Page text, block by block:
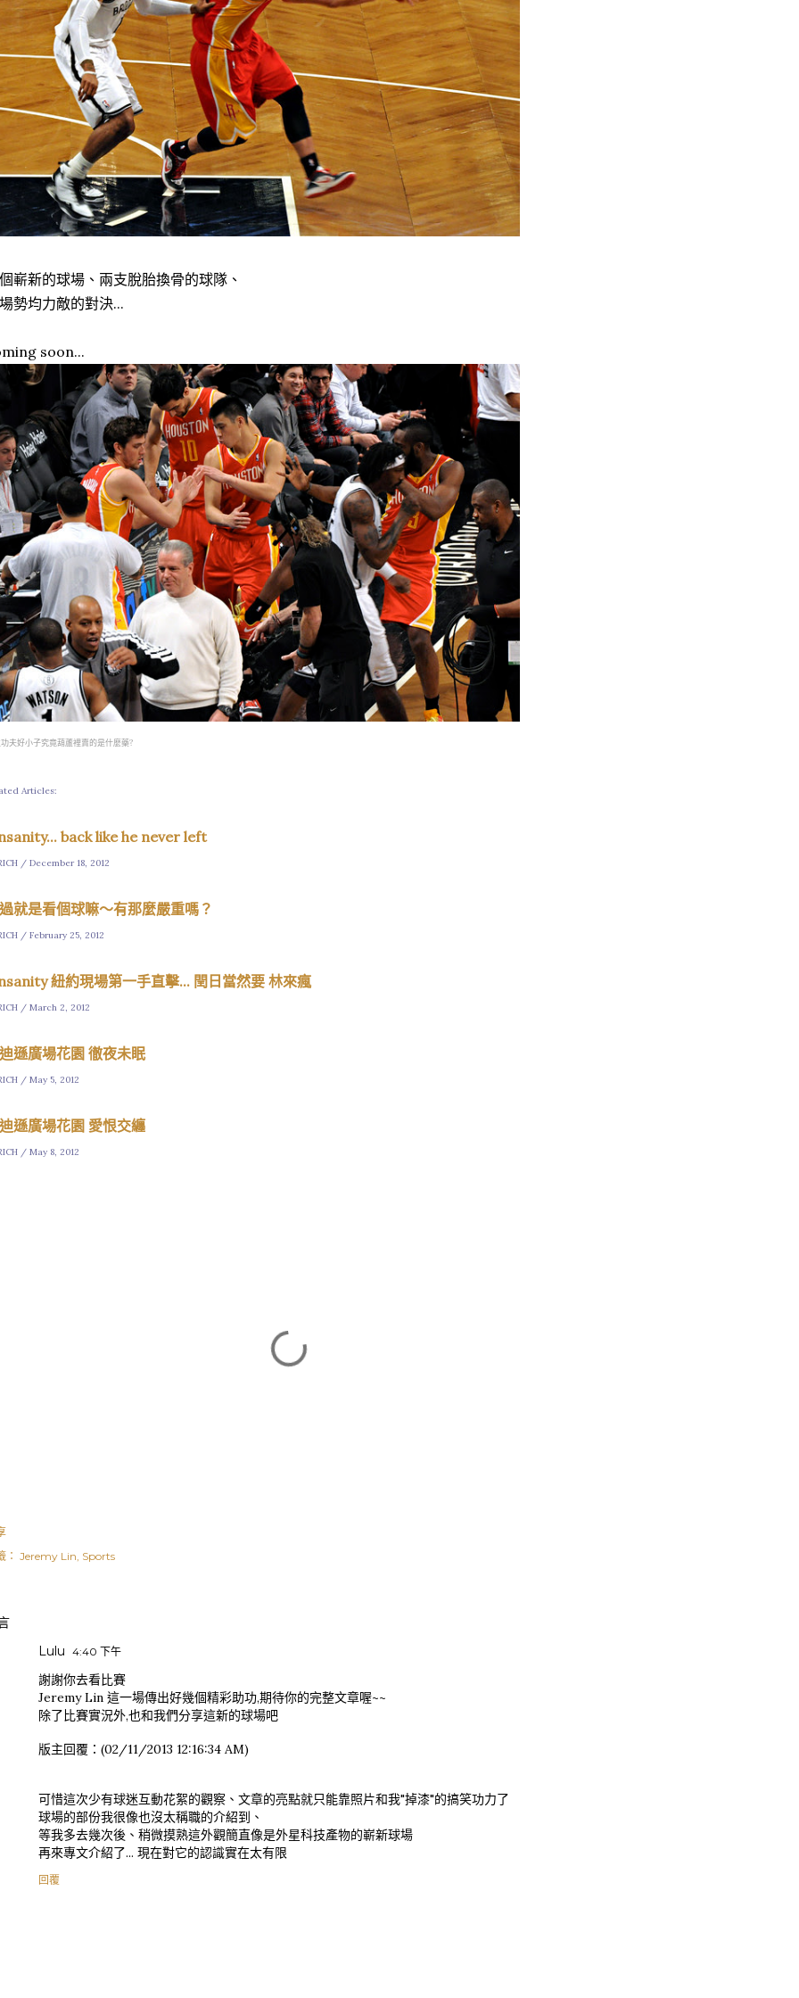
嶄新的球場、兩支脫胎換骨的球隊、
勢均力敵的對決...
soon...
夫好小子究竟葫蘆裡賣的是什麼藥?
Articles:
back like he never left
/ December 18, 2012
就是看個球嘛～有那麼嚴重嗎？
/ February 25, 2012
紐約現場第一手直擊... 閏日當然要 林來瘋
/ March 2, 2012
遜廣場花園 徹夜未眠
/ May 5, 2012
遜廣場花園 愛恨交纏
/ May 8, 2012
： Jeremy Lin Sports
Lulu 4:40 下午
謝謝你去看比賽
Jeremy Lin 這一場傳出好幾個精彩助功,期待你的完整文章喔~~
除了比賽實況外,也和我們分享這新的球場吧
版主回覆：(02/11/2013 12:16:34 AM)
可惜這次少有球迷互動花絮的觀察、文章的亮點就只能靠照片和我"掉漆"的搞笑功力了
球場的部份我很像也沒太稱職的介紹到、
等我多去幾次後、稍微摸熟這外觀簡直像是外星科技產物的嶄新球場
再來專文介紹了... 現在對它的認識實在太有限
回覆